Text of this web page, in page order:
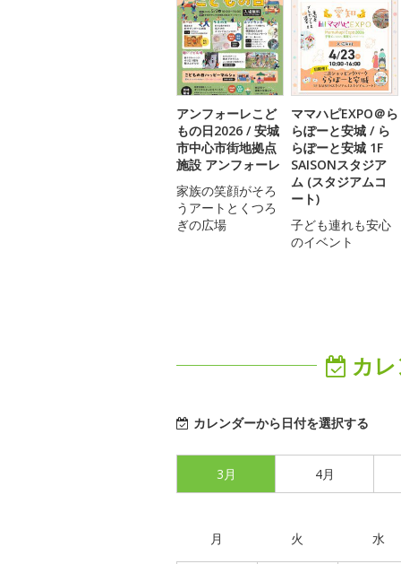
アンフォーレこど
もの日2026 / 安城
市中心市街地拠点
施設 アンフォーレ
家族の笑顔がそろ
うアートとくつろ
ぎの広場
ママハピEXPO＠ら
らぽーと安城 / ら
らぽーと安城 1F
SAISONスタジア
ム (スタジアムコ
ート)
子ども連れも安心
のイベント
カ
カレンダーから日付を選択する
3月 4月
月 火 水